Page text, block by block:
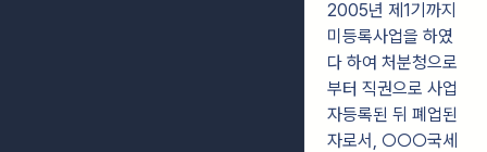
2005년 제1기까지
미등록사업을 하였
다 하여 처분청으로
부터 직권으로 사업
자등록된 뒤 폐업된
자로서, ○○○국세